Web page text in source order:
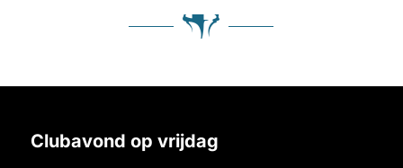
Clubavond op vrijdag